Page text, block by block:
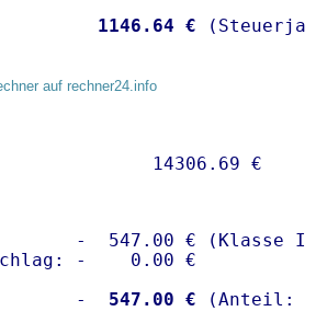
1146.64 €
auf rechner24.info
-  547.00 € (Klasse I)
-    0.00 €
-
  547.00 €